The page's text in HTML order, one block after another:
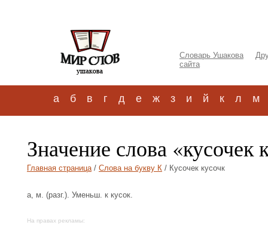
Словарь Ушакова
сайта
а б в г д е ж з и й к л м
Значение слова «кусочек
Главная страница/ Слова на букву К / Кусочек кусочк
а, м. (разг.). Уменьш. к кусок.
На правах рекламы: